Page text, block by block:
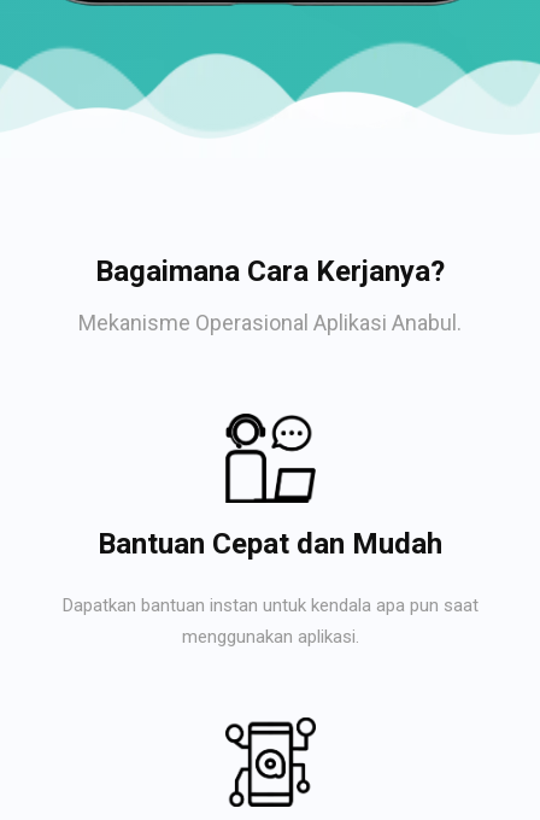
Bagaimana Cara Kerjanya?
Mekanisme Operasional Aplikasi Anabul.
Bantuan Cepat dan Mudah
Dapatkan bantuan instan untuk kendala apa pun saat
menggunakan aplikasi.